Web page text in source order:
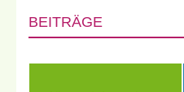
BEITRÄGE